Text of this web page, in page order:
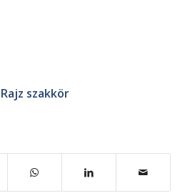
Rajz szakkör